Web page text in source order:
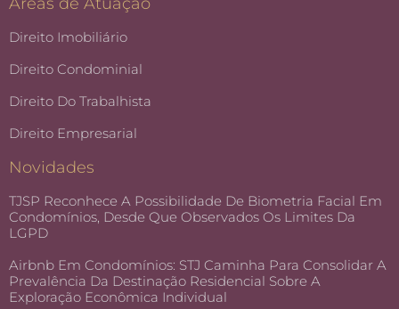
Direito Imobiliário
Direito Condominial
Direito Do Trabalhista
Direito Empresarial
Novidades
TJSP Reconhece A Possibilidade De Biometria Facial Em
Condomínios, Desde Que Observados Os Limites Da
LGPD
Airbnb Em Condomínios: STJ Caminha Para Consolidar A
Prevalência Da Destinação Residencial Sobre A
Exploração Econômica Individual